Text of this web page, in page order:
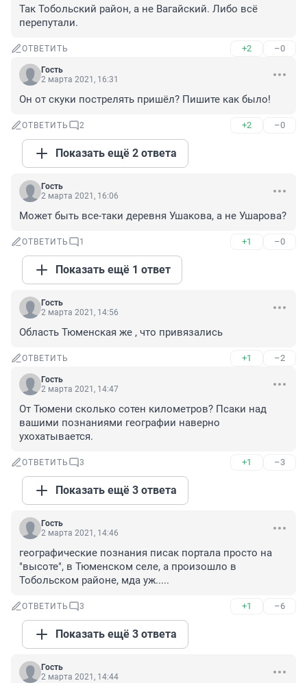
Так Тобольский район, а не Вагайский. Либо всё
перепутали.
ОТВЕТИТЬ +2 –0
Гость
2 марта 2021, 16:31
Он от скуки пострелять пришёл? Пишите как было!
ОТВЕТИТЬ 2 +2 –0
Показать ещё 2 ответа
Гость
2 марта 2021, 16:06
Может быть все-таки деревня Ушакова, а не Ушарова?
ОТВЕТИТЬ 1 +1 –0
Показать ещё 1 ответ
Гость
2 марта 2021, 14:56
Область Тюменская же , что привязались
ОТВЕТИТЬ +1 –2
Гость
2 марта 2021, 14:47
От Тюмени сколько сотен километров? Псаки над
вашими познаниями географии наверно
ухохатывается.
ОТВЕТИТЬ 3 +1 –3
Показать ещё 3 ответа
Гость
2 марта 2021, 14:46
географические познания писак портала просто на
"высоте", в Тюменском селе, а произошло в
Тобольском районе, мда уж.....
ОТВЕТИТЬ 3 +1 –6
Показать ещё 3 ответа
Гость
2 марта 2021, 14:44